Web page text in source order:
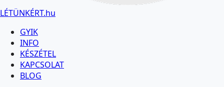
LÉTÜNKÉRT.hu
GYIK
INFO
KÉSZÉTEL
KAPCSOLAT
BLOG